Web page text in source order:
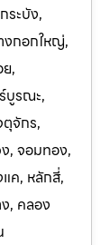
ระบัง,
งกอกใหญ่,
,
บูรณะ,
จักร,
, จอมทอง,
ค, หลักสี่,
, คลอง